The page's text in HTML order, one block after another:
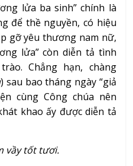
lửa ba sinh” chính là
để thề nguyền, có hiệu
gỡ yêu thương nam nữ,
lửa” còn diễn tả tình
Chẳng hạn, chàng
) sau bao tháng ngày “giả
cùng Công chúa nên
khao ấy được diễn tả
vầy tốt tươi.